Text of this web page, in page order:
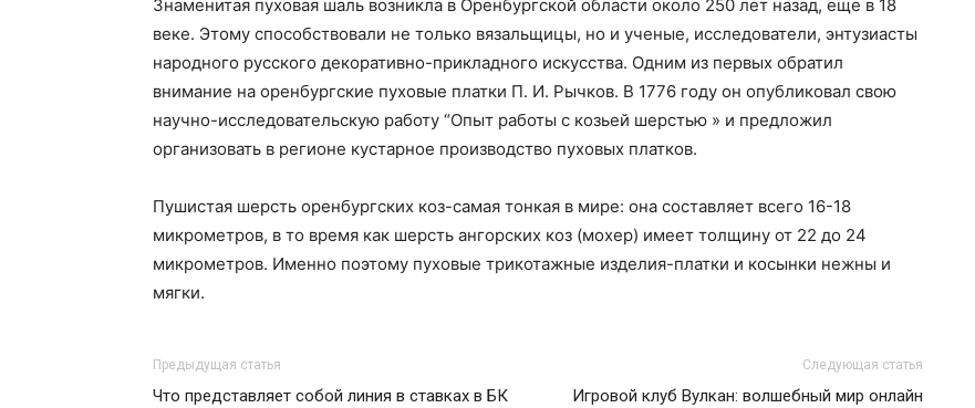
Знаменитая пуховая шаль возникла в Оренбургской области около 250 лет назад, еще в 18
веке. Этому способствовали не только вязальщицы, но и ученые, исследователи, энтузиасты
народного русского декоративно-прикладного искусства. Одним из первых обратил
внимание на оренбургские пуховые платки П. И. Рычков. В 1776 году он опубликовал свою
научно-исследовательскую работу “Опыт работы с козьей шерстью » и предложил
организовать в регионе кустарное производство пуховых платков.
Пушистая шерсть оренбургских коз-самая тонкая в мире: она составляет всего 16-18
микрометров, в то время как шерсть ангорских коз (мохер) имеет толщину от 22 до 24
микрометров. Именно поэтому пуховые трикотажные изделия-платки и косынки нежны и
мягки.
Предыдущая статья
Что представляет собой линия в ставках в БК
Следующая статья
Игровой клуб Вулкан: волшебный мир онлайн